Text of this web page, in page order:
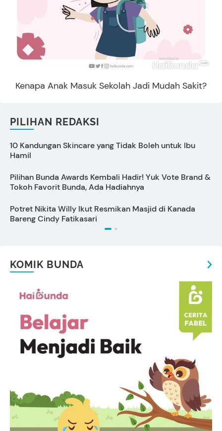
Kenapa Anak Masuk Sekolah Jadi Mudah Sakit?
PILIHAN REDAKSI
10 Kandungan Skincare yang Tidak Boleh untuk Ibu
Hamil
Pilihan Bunda Awards Kembali Hadir! Yuk Vote Brand &
Tokoh Favorit Bunda, Ada Hadiahnya
Potret Nikita Willy Ikut Resmikan Masjid di Kanada
Bareng Cindy Fatikasari
KOMIK BUNDA